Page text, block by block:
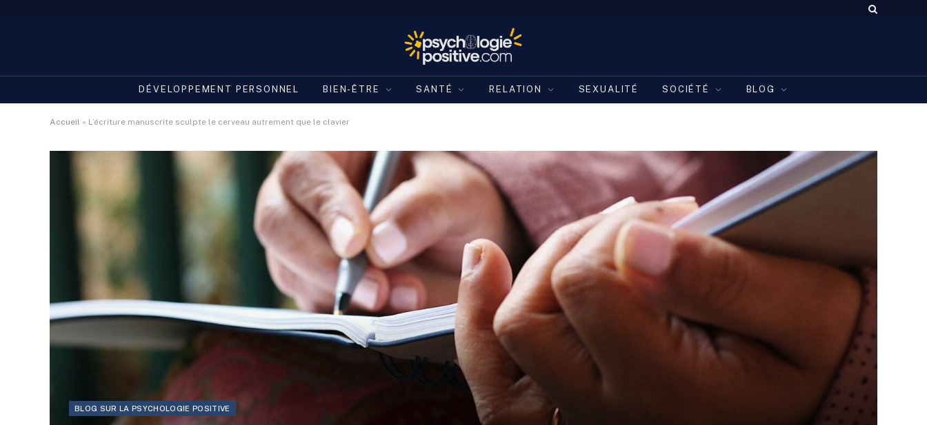
DÉVELOPPEMENT PERSONNEL BIEN-ÊTRE SANTÉ RELATION SEXUALITÉ SOCIÉTÉ BLOG
Accueil » L’écriture manuscrite sculpte le cerveau autrement que le clavier
BLOG SUR LA PSYCHOLOGIE POSITIVE